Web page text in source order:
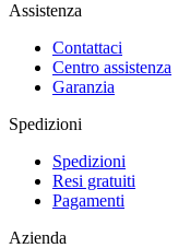
Assistenza
Contattaci
Centro assistenza
Garanzia
Spedizioni
Spedizioni
Resi gratuiti
Pagamenti
Azienda